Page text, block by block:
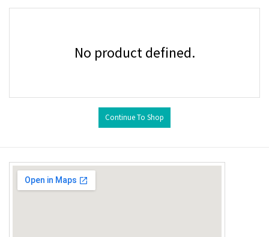
No product defined.
Continue To Shop